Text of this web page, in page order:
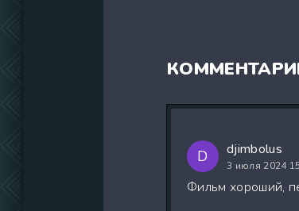
D djimbolus
3 июля 2024
Фильм хороший,